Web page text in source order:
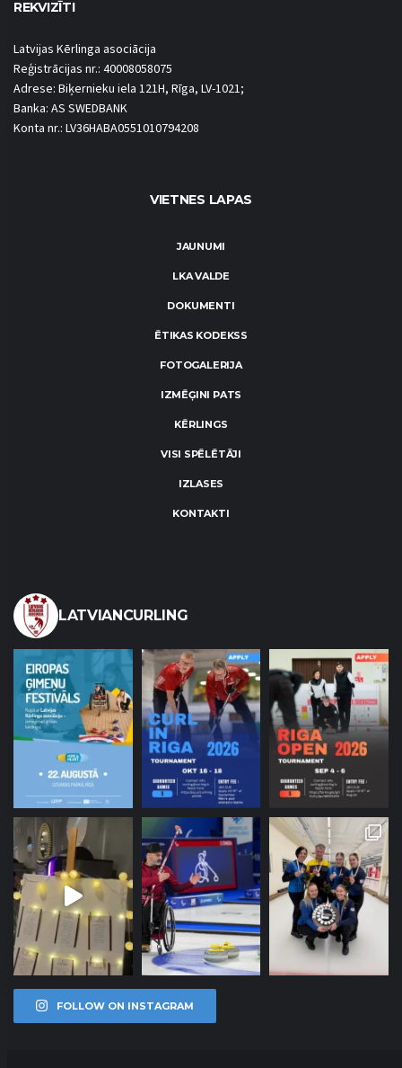
REKVIZĪTI
Latvijas Kērlinga asociācija
Reģistrācijas nr.: 40008058075
Adrese: Biķernieku iela 121H, Rīga, LV-1021;
Banka: AS SWEDBANK
Konta nr.: LV36HABA0551010794208
VIETNES LAPAS
JAUNUMI
LKA VALDE
DOKUMENTI
ĒTIKAS KODEKSS
FOTOGALERIJA
IZMĒĢINI PATS
KĒRLINGS
VISI SPĒLĒTĀJI
IZLASES
KONTAKTI
LATVIANCURLING
FOLLOW ON INSTAGRAM